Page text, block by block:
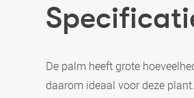
De palm heeft grote
daarom ideaal voor deze plant.